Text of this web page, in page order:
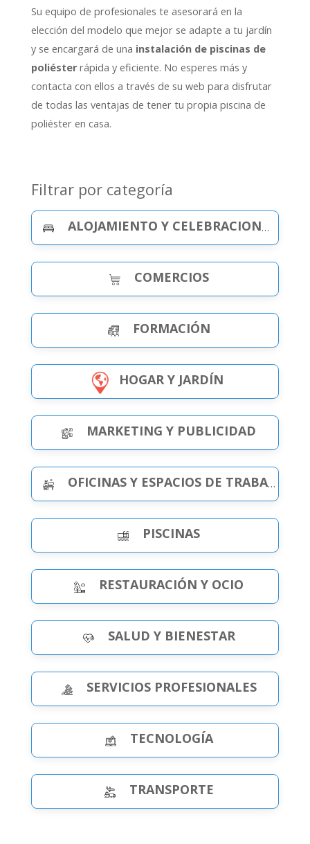
Su equipo de profesionales te asesorará en la
elección del modelo que mejor se adapte a tu jardín
y se encargará de una instalación de piscinas de
poliésterrápida y eficiente. No esperes más y
contacta con ellos a través de su web para disfrutar
de todas las ventajas de tener tu propia piscina de
poliéster en casa.
Filtrar por categoría
ALOJAMIENTO Y CELEBRACIONES
COMERCIOS
FORMACIÓN
HOGAR Y JARDÍN
MARKETING Y PUBLICIDAD
OFICINAS Y ESPACIOS DE TRABAJO
PISCINAS
RESTAURACIÓN Y OCIO
SALUD Y BIENESTAR
SERVICIOS PROFESIONALES
TECNOLOGÍA
TRANSPORTE